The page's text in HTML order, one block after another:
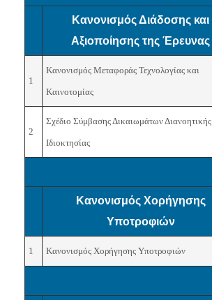
Κανονισμός Διάδοσης και
Αξιοποίησης της Έρευνας
1
Κανονισμός Μεταφοράς Τεχνολογίας και
Καινοτομίας
2
Σχέδιο Σύμβασης Δικαιωμάτων Διανοητικής
Ιδιοκτησίας
Κανονισμός Χορήγησης
Υποτροφιών
1 Κανονισμός Χορήγησης Υποτροφιών